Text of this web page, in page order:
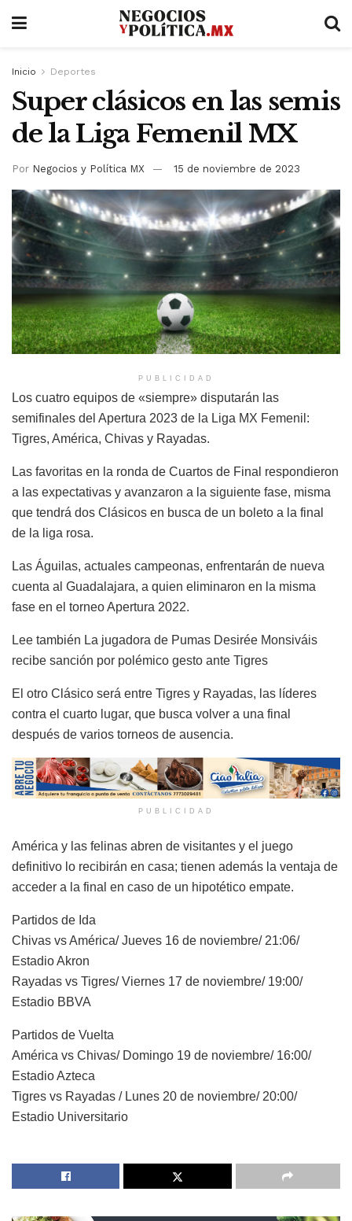
Inicio Deportes
Super clásicos en las semis
de la Liga Femenil MX
Por Negocios y Política MX 15 de noviembre de 2023
PUBLICIDAD
Los cuatro equipos de «siempre» disputarán las
semifinales del Apertura 2023 de la Liga MX Femenil:
Tigres, América, Chivas y Rayadas.
Las favoritas en la ronda de Cuartos de Final respondieron
a las expectativas y avanzaron a la siguiente fase, misma
que tendrá dos Clásicos en busca de un boleto a la final
de la liga rosa.
Las Águilas, actuales campeonas, enfrentarán de nueva
cuenta al Guadalajara, a quien eliminaron en la misma
fase en el torneo Apertura 2022.
Lee también La jugadora de Pumas Desirée Monsiváis
recibe sanción por polémico gesto ante Tigres
El otro Clásico será entre Tigres y Rayadas, las líderes
contra el cuarto lugar, que busca volver a una final
después de varios torneos de ausencia.
PUBLICIDAD
América y las felinas abren de visitantes y el juego
definitivo lo recibirán en casa; tienen además la ventaja de
acceder a la final en caso de un hipotético empate.
Partidos de Ida
Chivas vs América/ Jueves 16 de noviembre/ 21:06/
Estadio Akron
Rayadas vs Tigres/ Viernes 17 de noviembre/ 19:00/
Estadio BBVA
Partidos de Vuelta
América vs Chivas/ Domingo 19 de noviembre/ 16:00/
Estadio Azteca
Tigres vs Rayadas / Lunes 20 de noviembre/ 20:00/
Estadio Universitario